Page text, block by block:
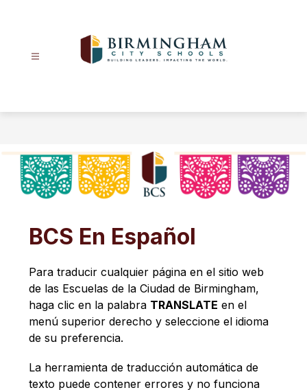
Schools
BCS En Español
Para traducir cualquier página en el sitio web
de las Escuelas de la Ciudad de Birmingham,
haga clic en la palabra TRANSLATE en el
menú superior derecho y seleccione el idioma
de su preferencia.
La herramienta de traducción automática de
texto puede contener errores y no funciona